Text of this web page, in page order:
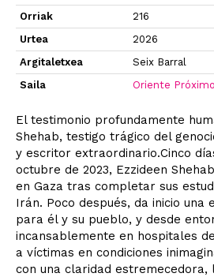
Orriak
216
Urtea
2026
Argitaletxea
Seix Barral
Saila
Oriente
El testimonio profundamente
Shehab, testigo trágico del
y escritor extraordinario.Cinco
octubre de 2023, Ezzideen
en Gaza tras completar sus
Irán. Poco después, da inicio una
para él y su pueblo, y desde
incansablemente en hospitales
a víctimas en condiciones
con una claridad estremecedora,